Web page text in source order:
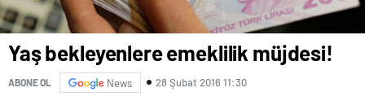
Yaş bekleyenlere emeklilik müjdesi!
ABONE OL News 28 Şubat 2016 11:30